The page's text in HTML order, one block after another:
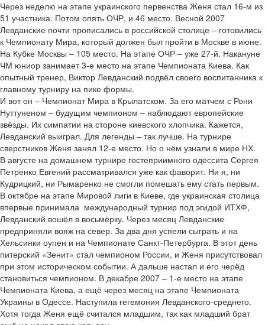
Через неделю на этапе украинского первенства Женя стал 16-м из
51 участника. Потом опять ОЧР, и 46 место. Весной 2007
Левданские почти прописались в российской столице – готовились
к Чемпионату Мира, который должен был пройти в Москве в июне.
На Кубке Москвы – 105 место. На этапе ОЧР – уже 27-й. Накануне
ЧМ юниор занимает 3-е место на этапе Чемпионата Киева. Как
опытный тренер, Виктор Левданский подвёл своего воспитанника к
главному турниру на пике формы.
И вот он – Чемпионат Мира в Крылатском. За его матчем с Рони
Нуттуненом – будущим чемпионом – наблюдают европейские
звёзды. Их симпатии на стороне киевского хлопчика. Кажется,
Левданский выиграл. Для легенды – так лучше. На турнире
сверстников Женя занял 12-е место. Но о нём узнали в мире НХ.
В августе на домашнем турнире гостеприимного одессита Сергея
Петренко Евгений рассматривался уже как фаворит. Ни я, ни
Кудрицкий, ни Рымаренко не смогли помешать ему стать первым.
В октябре на этапе Мировой лиги в Киеве, где украинская столица
впервые принимала международный турнир под эгидой ИТХФ,
Левданский вошёл в восьмёрку. Через месяц Левданские
предприняли вояж на север. За два дня успели сыграть и на
Хельсинки оупен и на Чемпионате Санкт-Петербурга. В этот день
питерский «Зенит» стал чемпионом России, и Женя присутствовал
при этом историческом событии. А дальше настал и его черёд
становиться чемпионом. В декабре 2007 – 1-е место на этапе
Чемпионата Киева, а ещё через месяц на этапе Чемпионата
Украины в Одессе. Наступила гегемония Левданского-среднего.
Хотя тогда Женя ещё считался младшим, так как младший брат